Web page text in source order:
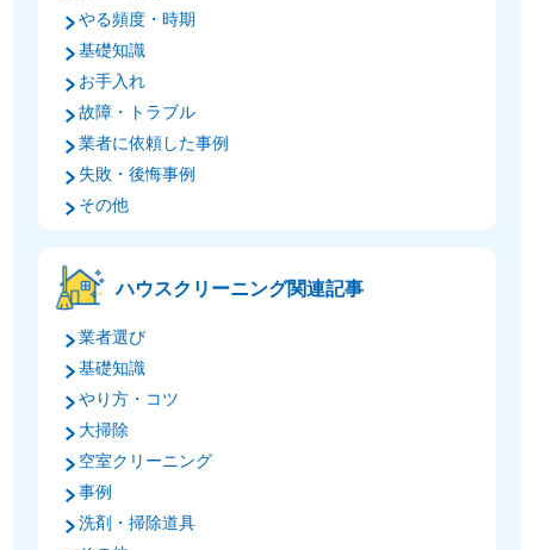
やる頻度・時期
基礎知識
お手入れ
故障・トラブル
業者に依頼した事例
失敗・後悔事例
その他
ハウスクリーニング関連記事
業者選び
基礎知識
やり方・コツ
大掃除
空室クリーニング
事例
洗剤・掃除道具